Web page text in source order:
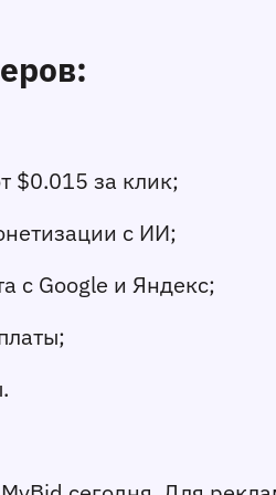
$0.015 за клик;
с ИИ;
с Google и Яндекс;